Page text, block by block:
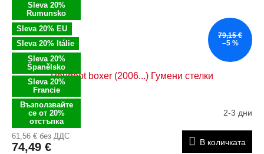
Sleva 20%
Rumunsko
Sleva 20% EU
Sleva 20% Itálie
Sleva 20%
Španělsko
Sleva 20%
Francie
Възползвайте
се от 20%
отстъпка
79,15 €
–5 %
Peugeot boxer (2006...) Гумени стелки
2-3 дни
61,56 € без ДДС
74,49 € В количката